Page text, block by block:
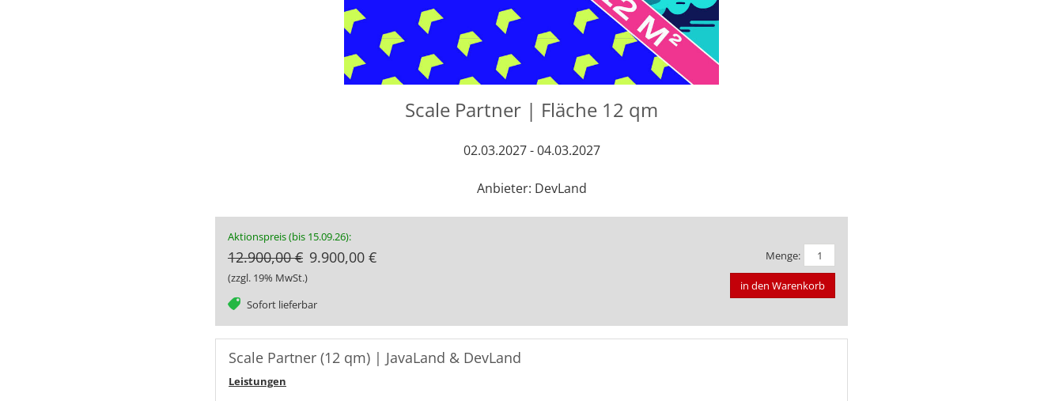
Scale Partner | Fläche 12 qm
02.03.2027 - 04.03.2027
Anbieter: DevLand
Aktionspreis (bis 15.09.26):
12.900,00 € 9.900,00 €
(zzgl. 19% MwSt.)
Sofort lieferbar
tag
Menge:
in den Warenkorb
Scale Partner (12 qm) | JavaLand & DevLand
Leistungen